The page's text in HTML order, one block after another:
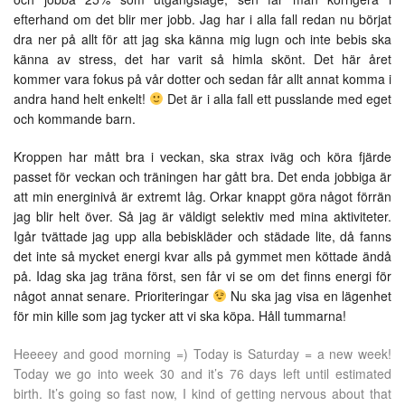
efterhand om det blir mer jobb. Jag har i alla fall redan nu börjat
dra ner på allt för att jag ska känna mig lugn och inte bebis ska
känna av stress, det har varit så himla skönt. Det här året
kommer vara fokus på vår dotter och sedan får allt annat komma i
andra hand helt enkelt!
Det är i alla fall ett pusslande med eget
och kommande barn.
Kroppen har mått bra i veckan, ska strax iväg och köra fjärde
passet för veckan och träningen har gått bra. Det enda jobbiga är
att min energinivå är extremt låg. Orkar knappt göra något förrän
jag blir helt över. Så jag är väldigt selektiv med mina aktiviteter.
Igår tvättade jag upp alla bebiskläder och städade lite, då fanns
det inte så mycket energi kvar alls på gymmet men köttade ändå
på. Idag ska jag träna först, sen får vi se om det finns energi för
något annat senare. Prioriteringar
Nu ska jag visa en lägenhet
för min kille som jag tycker att vi ska köpa. Håll tummarna!
Heeeey and good morning =) Today is Saturday = a new week!
Today we go into week 30 and it’s 76 days left until estimated
birth. It’s going so fast now, I kind of getting nervous about that